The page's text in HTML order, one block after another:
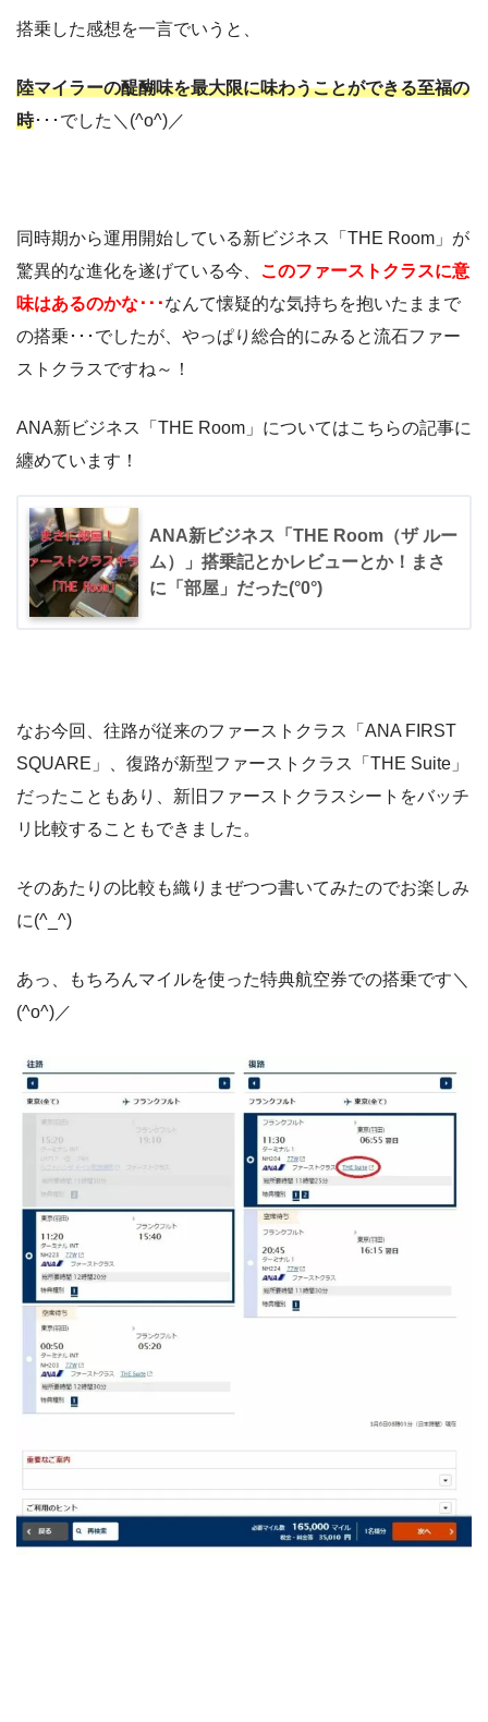
搭乗した感想を一言でいうと、
陸マイラーの醍醐味を最大限に味わうことができる至福の
時･･･でした＼(^o^)／
同時期から運用開始している新ビジネス「THE Room」が
驚異的な進化を遂げている今、 このファーストクラスに意
味はあるのかな･･･なんて懐疑的な気持ちを抱いたままで
の搭乗･･･でしたが、やっぱり総合的にみると流石ファー
ストクラスですね～！
ANA新ビジネス「THE Room」についてはこちらの記事に
纏めています！
ANA新ビジネス「THE Room（ザ ルー
ム）」搭乗記とかレビューとか！まさ
に「部屋」だった(°0°)
なお今回、往路が従来のファーストクラス「ANA FIRST
SQUARE」、復路が新型ファーストクラス「THE Suite」
だったこともあり、新旧ファーストクラスシートをバッチ
リ比較することもできました。
そのあたりの比較も織りまぜつつ書いてみたのでお楽しみ
に(^_^)
あっ、もちろんマイルを使った特典航空券での搭乗です＼
(^o^)／